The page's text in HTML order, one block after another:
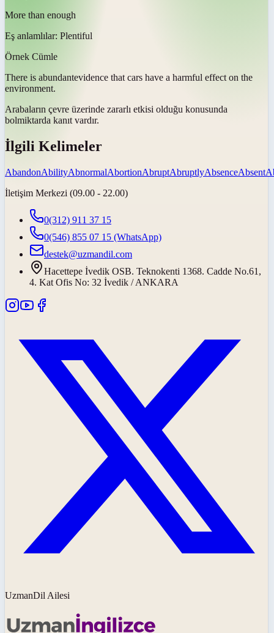
More than enough
Eş anlamlılar: Plentiful
Örnek Cümle
There is abundantevidence that cars have a harmful effect on the
environment.
Arabaların çevre üzerinde zararlı etkisi olduğu konusunda
bolmiktarda kanıt vardır.
İlgili Kelimeler
AbandonAbilityAbnormalAbortionAbruptAbruptlyAbsenceAbsent
İletişim Merkezi (09.00 - 22.00)
0(312) 911 37 15
0(546) 855 07 15 (WhatsApp)
destek@uzmandil.com
Hacettepe İvedik OSB. Teknokenti 1368. Cadde No.61,
4. Kat Ofis No: 32 İvedik / ANKARA
UzmanDil Ailesi